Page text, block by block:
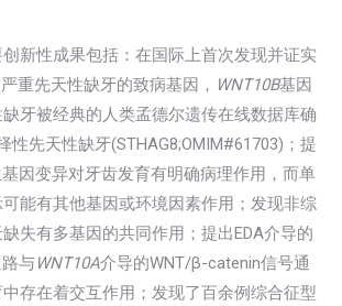
新性成果包括：在国际上首次发现并证实
重先天性缺牙的致病基因， WNT10B基因
牙被经典的人类孟德尔遗传在线数据库确
性先天性缺牙(STHAG8;OMIM#61703)；提
因变异对牙齿发育有明确病理作用，而单
能有其他基因或环境因素作用；发现非综
失有多基因的共同作用；提出EDA介导的
与WNT10A介导的WNT/β-catenin信号通
存在着交互作用；发现了百余例综合征型